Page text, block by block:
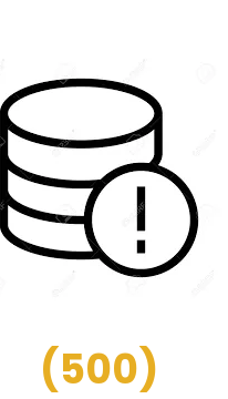
(500)